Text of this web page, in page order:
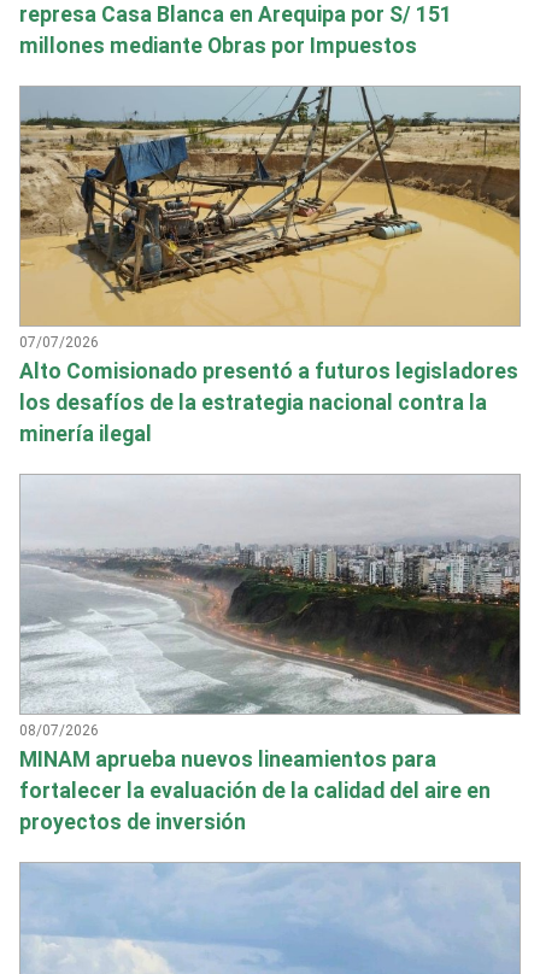
represa Casa Blanca en Arequipa por S/ 151
millones mediante Obras por Impuestos
07/07/2026
Alto Comisionado presentó a futuros legisladores
los desafíos de la estrategia nacional contra la
minería ilegal
08/07/2026
MINAM aprueba nuevos lineamientos para
fortalecer la evaluación de la calidad del aire en
proyectos de inversión